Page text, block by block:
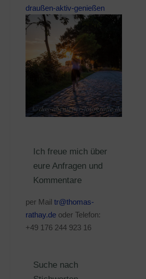
draußen-aktiv-genießen
Ich freue mich über
eure Anfragen und
Kommentare
per Mail tr@thomas-
rathay.de oder Telefon:
+49 176 244 923 16
Suche nach